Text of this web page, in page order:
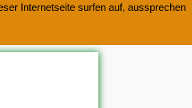
Internetseite surfen auf, aussprechen